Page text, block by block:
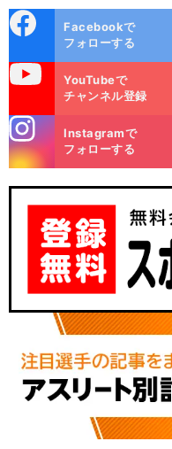
ok
Facebookで
フォローする
YouTubeで
チャンネル登録
m
Instagramで
フォローする